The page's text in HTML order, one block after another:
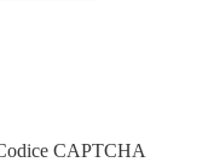
CAPTCHA